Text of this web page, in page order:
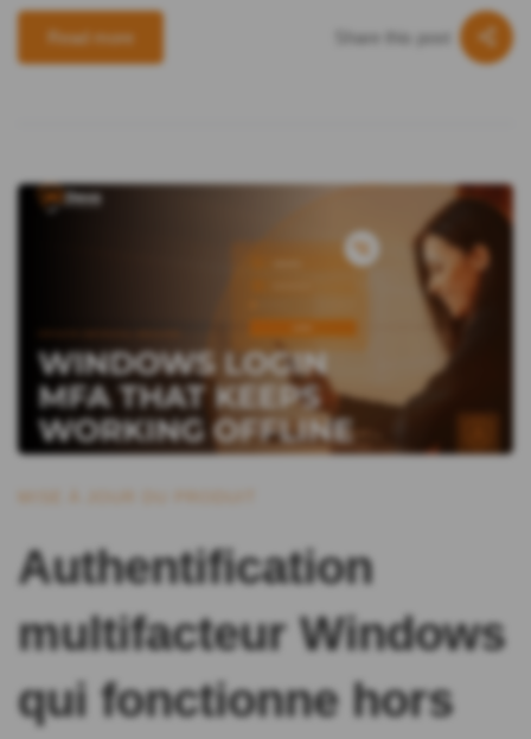
Read more Share this post
Authentification
multifacteur Windows
qui fonctionne hors